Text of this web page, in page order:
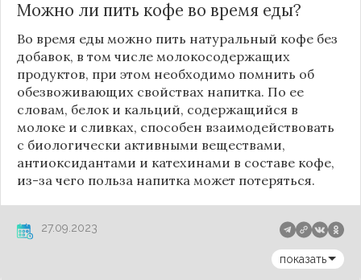
Можно ли пить кофе во время еды?
Во время еды можно пить натуральный кофе без
добавок, в том числе молокосодержащих
продуктов, при этом необходимо помнить об
обезвоживающих свойствах напитка. По ее
словам, белок и кальций, содержащийся в
молоке и сливках, способен взаимодействовать
с биологически активными веществами,
антиоксидантами и катехинами в составе кофе,
из-за чего польза напитка может потеряться.
27.09.2023
показать